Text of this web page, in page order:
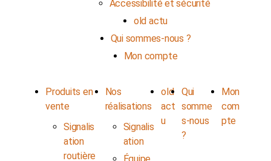
Accessibilité et sécurité
old actu
Qui sommes-nous ?
Mon compte
Produits en
vente
Signalis
ation
routière
Nos
réalisations
Signalis
ation
Équipe
old
act
u
Qui
somme
s-nous
?
Mon
com
pte